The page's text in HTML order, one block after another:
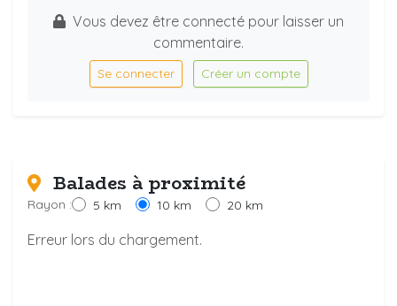
Vous devez être connecté pour laisser un
commentaire.
Se connecter Créer un compte
Balades à proximité
Rayon : 5 km 10 km 20 km
Erreur lors du chargement.